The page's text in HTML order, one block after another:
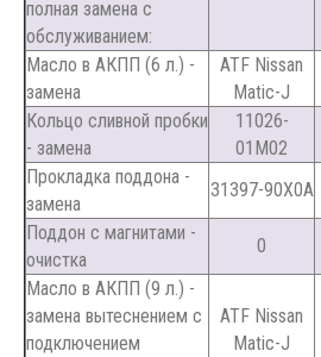
полная замена с
обслуживанием:
Масло в АКПП (6 л.) -
замена
ATF Nissan
Matic-J
Кольцо сливной пробки
- замена
11026-
01M02
Прокладка поддона -
замена
31397-90X0A
Поддон с магнитами -
очистка
0
Масло в АКПП (9 л.) -
замена вытеснением с
подключением
ATF Nissan
Matic-J